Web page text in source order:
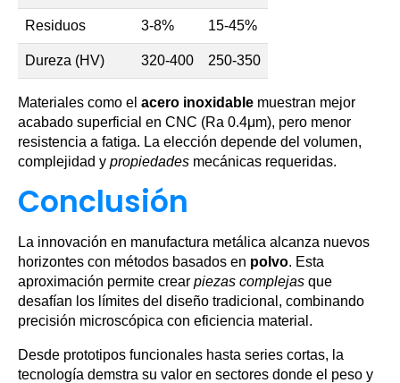
Residuos 3-8% 15-45%
Dureza (HV) 320-400 250-350
Materiales como el acero inoxidable muestran mejor
acabado superficial en CNC (Ra 0.4μm), pero menor
resistencia a fatiga. La elección depende del volumen,
complejidad y propiedades mecánicas requeridas.
Conclusión
La innovación en manufactura metálica alcanza nuevos
horizontes con métodos basados en polvo. Esta
aproximación permite crear piezas complejas que
desafían los límites del diseño tradicional, combinando
precisión microscópica con eficiencia material.
Desde prototipos funcionales hasta series cortas, la
tecnología demstra su valor en sectores donde el peso y